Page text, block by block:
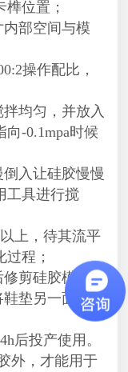
位置；
部空间与模
操作配比，
均匀，并放入
-0.1mpa时候
入让硅胶慢慢
工具进行搅
上，待其流平
程；
剪硅胶模具；
垫另一面复制
后投产使用。
外，才能用于